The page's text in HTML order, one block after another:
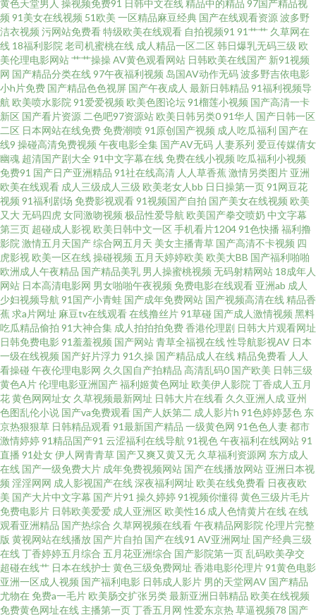
超碰论坛 韩国专区第一夜 日韩欧美一道 91人妻资源 国产AV高清 欧美操B视
频 91福利网址 国产成人精 欧美sese 亚洲毛片A片黑丝 俺去啦无码专区 欧美
操逼熟妇 www含羞草av 尤物婷婷在线 成人剧场a深夜看 欧美AA毛片 性爱网
五月天 A片网页 黄色视屏网站 日本婷婷com 91抖音aaa 九九自怕 五月花av网
址 av天堂色情 精东传媒肏屄 色一本道 成人91网站 老司机亚洲精品 午夜福利
2 超碰97久久 老湿机69福利院 香蕉网站入口 a片网站视频 黄色免费链接 日韩
成人社区 91公司制作传媒 国产在线网址 日本熟妇网站大全 91黄色网 五月丁
香成人网站 大香蕉超碰 欧美成人另类综合 亚洲伊人网站 超碰久拍 内射的网
站 亚洲色情AV导航 超碰伊人久久 老湿机av 天天天艹 97人人爱 狼友www 午
夜三级影院 WWW曰逼 久久深夜福利 丝袜足交在线 www桃色av 久久97视屏
午夜成人久草视频 超碰色播 美女电影 亚洲成人有码 草草影院韩国 久久不射
一区 四虎福利影院 97超碰人人在线 男人影音黄总在线 伊人青青 福利社嫩草
一二 欧美性交CBT 最新91视频 国产吃瓜在线 人妻丝袜中文字幕 91拍拍 国产
区丝袜玉足 日韩首页 97乱伦 久草老女合集在线 欧美色女影院 91成人版 国产
精成人品AV 青草操中文字幕 91福利在线观看 国产一区二区11 三级另类激情
99在线视频福利 久久综合青青草 午夜福利宅女 白丝喷水在线 久久精品在线
午夜精品导航 www啪啪 久久午夜无码视频 亚洲另类小说网 国产精品色情网
黄色天堂男人 操视频免费91 日韩中文在线精品中的精品 97国产精品视
频 91美女在线视频 51欧美 一区精品麻豆经典 国产在线观看资源波多野
洁衣视频 污网站免费看特级欧美在线观看 自拍视频91 91艹艹 久草网在
线 18福利影院 老司机蜜桃在线 成人精品一区二区 韩日爆乳无码三级 欧
美伦理电影网站艹艹操操AV黄色观看网站 日韩欧美在线国产 新91视频
网 国产精品分类在线97午夜福利视频 岛国AV动作无码波多野吉依电影
小h片免费 国产精品色色视屏 国产午夜成人 最新日韩精品 91福利视频导
航 欧美喷水影院 91爱爱视频 欧美色图论坛91榴莲小视频 国产高清一卡
新区 国产看片资源 二色吧97资源站 欧美日韩另类091华人 国产日韩一区
二区 日本网站在线免费 免费潮喷91原创国产视频 成人吃瓜福利 国产在
线9 操碰高清免费视频 午夜电影全集 国产AV无码 人妻系列 爱豆传媒倩女
幽魂 超清国产剧大全 91中文字幕在线 免费在线小视频 吃瓜福利小视频
免费91 国产日产亚洲精品 91社在线高清 人人草香蕉 激情另类图片 亚洲
欧美在线观看 成人三级成人三级 欧美老女人bb 日日操第一页91网豆花
视频 91福利剧场 免费影视观看91视频国产自拍 国产美女在线视频 欧美
又大 无码四虎 女同激吻视频 极品性爱导航 欧美国产拳交喷奶 中文字幕
第三页 超碰成人影视 欧美日韩中文一区 手机看片120491色快播 福利撸
影院 激情五月天国产综合网五月天 美女主播青草 国产高清不卡视频 四
虎影视 欧美一区在线操碰视频 五月天婷婷欧美 欧美大BB 国产福利啪啪
欧洲成人午夜精品 国产精品美乳 男人操蜜桃视频 无码射精网站 18成年人
网站 日本高清电影网 男女啪啪午夜视频 免费电影在线观看 亚洲ab 成人
少妇视频导航 91国产小青蛙 国产成年免费网站 国产视频高清在线精品香
蕉 求a片网址 麻豆tv在线观看在线撸丝片91草碰 国产成人激情视频 黑料
吃瓜精品偷拍 91大神合集 成人拍拍拍免费香港伦理剧 日韩大片观看网址
日韩免费电影 91羞羞视频 国产网站青草全福视在线性导航影视AV 日本
一级在线视频 国产好片浮力 91久操 国产精品成人在线精品免费看 人人
看操碰 午夜伦理电影网 久久国自产拍精品 高清乱码0 国产欧美 日韩三级
黄色A片伦理电影亚洲国产福利姬黄色网址 欧美伊人影院 丁香成人五月
花黄色网网址女 久草视频最新网址 日韩大片在线看 久久亚洲人成 亚州
色图乱伦小说 国产va免费观看 国产人妖第二 成人影片h 91色婷婷瑟色 东
京热狠狠草 日韩精品观看91最新国产精品 一级黄色网 91色色人妻都市
激情婷婷91精品国产91 云涩福利在线导航 91视色午夜福利在线网站91
直播 91处女伊人网青青草 国产又爽又黄又无 久草福利资源网 东方成人
在线 国产一级免费大片 成年免费视频网站 国产在线播放网站 亚洲日本视
频 淫淫网网 成人影视国产在线深夜福利网址 欧美在线免费看 日夜夜欧
美 国产大片中文字幕 国产片91 操久婷婷91视频你懂得黄色三级片毛片
免费电影片 日韩欧美爱爱 成人亚洲区 欧美性16 成人色情黄片在线在线
观看亚洲精品 国产热综合 久草网视频在线看午夜精品网影院 伦理片完整
版 黄视网站在线播放 国产片自拍 国产在线91 AV亚洲网址 国产经典三级
在线丁香婷婷五月综合 五月花亚洲综合 国产影院第一页乱码欧美孕交
超碰在线艹 日本在线护士黄色三级免费网址 香港电影伦理片91黄色电影
亚洲一区成人视频 国产福利电影 日韩成人影片 男的天堂网AV 国产精品
尤物在 免费a一毛片 欧美肠交扩张另类最新亚洲日韩精品 欧美在线视频
免费黄色网址在线 主播第一页丁香五月网 性爱东京热草逼视频78 国产